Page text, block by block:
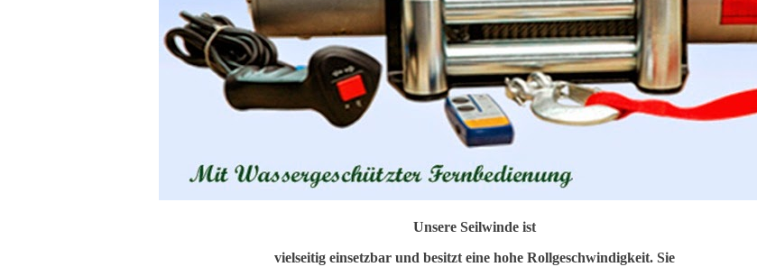
Unsere Seilwinde ist
vielseitig einsetzbar und besitzt eine hohe Rollgeschwindigkeit. Sie